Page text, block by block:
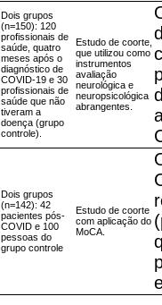
Dois grupos
(n=150): 120
profissionais de
saúde, quatro
meses após o
diagnóstico de
COVID-19 e 30
profissionais de
saúde que não
tiveram a
doença (grupo
controle).
Estudo de coorte,
que utilizou como
instrumentos
avaliação
neurológica e
neuropsicológica
abrangentes.
Dois grupos
(n=142): 42
pacientes pós-
COVID e 100
pessoas do
grupo controle
Estudo de coorte
com aplicação do
MoCA.